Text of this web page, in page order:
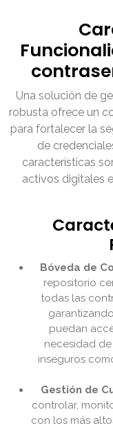
Una solución de
robusta ofrece un
para fortalecer la
de
características
activos digitales
Bóveda de
repositorio
todas las
puedan
necesidad
inseguros
Gestión de
controlar,
con los más